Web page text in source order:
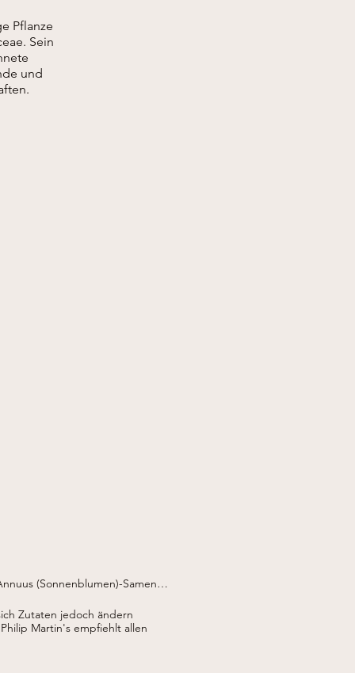
Pflanze
Sein
und
(Sonnenblumen)-Samenöl
nicht unter -5 °C lagern.
Zutaten jedoch ändern
Philip Martin's empfiehlt allen